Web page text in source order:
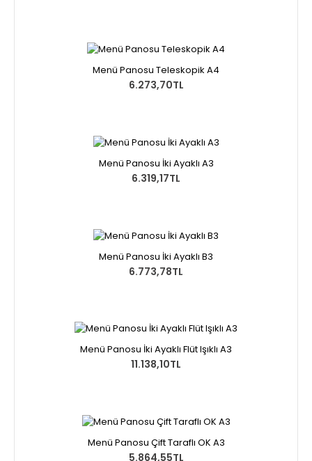
Menü Panosu Teleskopik A4
6.273,70TL
Menü Panosu İki Ayaklı A3
6.319,17TL
Menü Panosu İki Ayaklı B3
6.773,78TL
Menü Panosu İki Ayaklı Flüt Işıklı A3
11.138,10TL
Menü Panosu Çift Taraflı OK A3
5.864,55TL